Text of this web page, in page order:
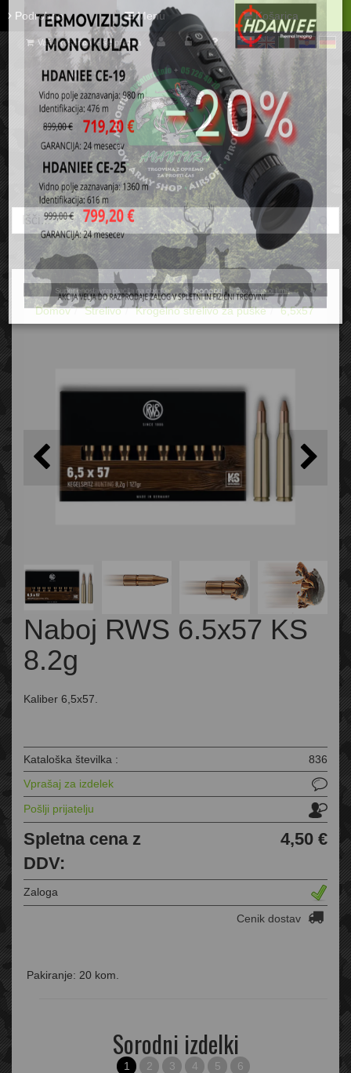
Podrobno Menu Košarica
sl en it de
Vaša košarica je še prazna
Domov Strelivo Krogelno strelivo za puške 6,5x57
Naboj RWS 6.5x57 KS
8.2g
Kaliber 6,5x57.
Kataloška številka :
836
Vprašaj za izdelek
Pošlji prijatelju
Spletna cena z
DDV:
4,50 €
Zaloga
Cenik dostav
Pakiranje: 20 kom.
Sorodni izdelki
1 2 3 4 5 6